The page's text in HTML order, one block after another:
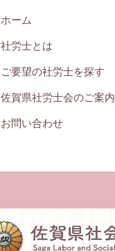
ホーム
社労士とは
ご要望の社労士を探す
佐賀県社労士会のご案内
お問い合わせ